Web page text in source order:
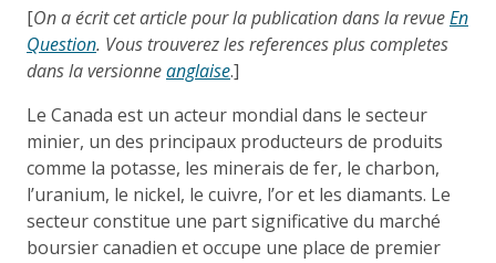
[On a écrit cet article pour la publication dans la revueEn
Question. Vous trouverez les references plus completes
dans la versionneanglaise.]
Le Canada est un acteur mondial dans le secteur
minier, un des principaux producteurs de produits
comme la potasse, les minerais de fer, le charbon,
l’uranium, le nickel, le cuivre, l’or et les diamants. Le
secteur constitue une part significative du marché
boursier canadien et occupe une place de premier